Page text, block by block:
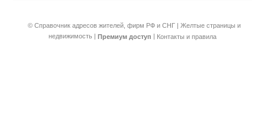
© Справочник адресов жителей, фирм РФ и СНГ | Желтые страницы и
недвижимость | Премиум доступ | Контакты и правила